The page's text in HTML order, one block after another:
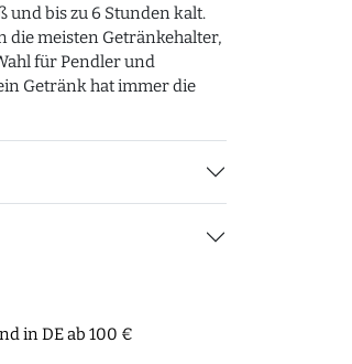
und bis zu 6 Stunden kalt.
die meisten Getränkehalter,
für Pendler und
Getränk hat immer die
in DE ab 100 €